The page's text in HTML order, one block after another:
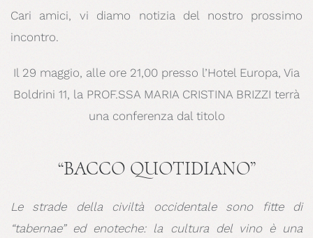
Cari amici, vi diamo notizia del nostro prossimo
incontro.
Il 29 maggio, alle ore 21,00 presso l’Hotel Europa, Via
Boldrini 11, la PROF.SSA MARIA CRISTINA BRIZZI terrà
una conferenza dal titolo
“BACCO QUOTIDIANO”
Le strade della civiltà occidentale sono fitte di
“tabernae” ed enoteche: la cultura del vino è una